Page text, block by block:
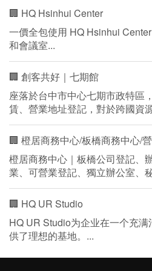
🏢 HQ Hsinhui Center
一價全包使用 HQ Hsinhui
和會議室...
🏢 創客共好｜七期館
座落於台中市中心七期市政特區
賃、營業地址登記，對於跨國資
🏢 橙居商務中心/板橋商務中心/
橙居商務中心｜板橋公司登記、
業、可營業登記、獨立辦公室、
🏢 HQ UR Studio
HQ UR Studio为企业在一个充
供了理想的基地。...